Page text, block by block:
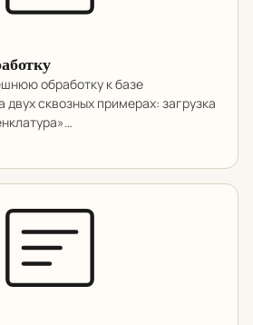
обработку к базе
двух сквозных примерах: загрузка